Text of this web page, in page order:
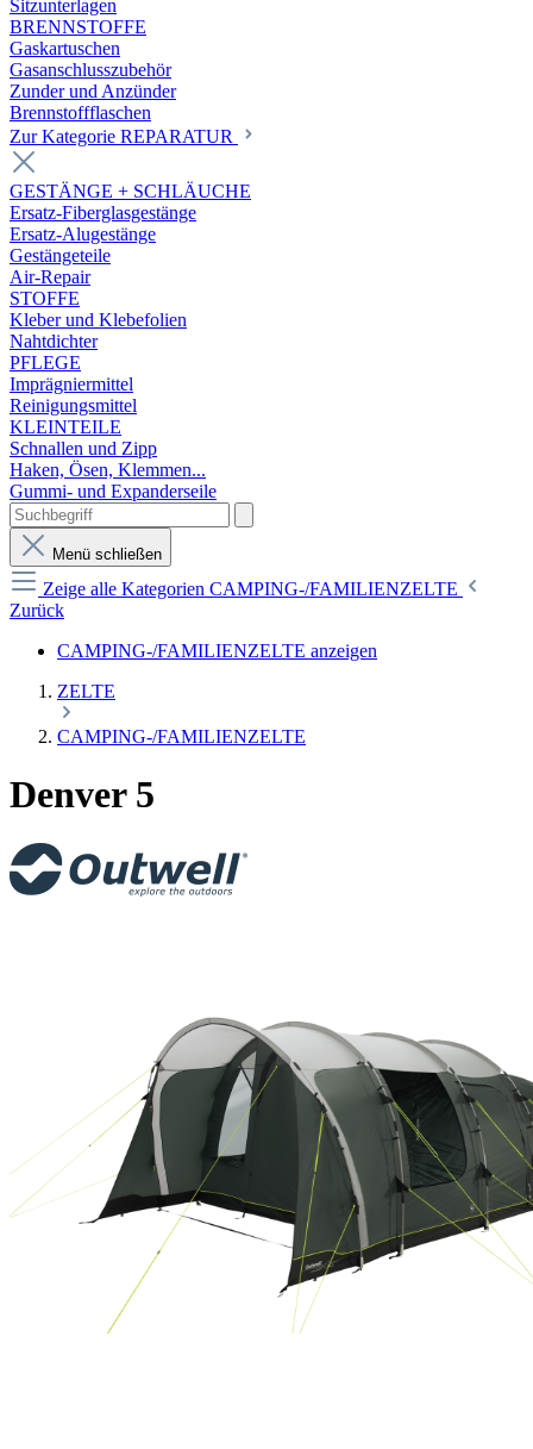
Sitzunterlagen
BRENNSTOFFE
Gaskartuschen
Gasanschlusszubehör
Zunder und Anzünder
Brennstoffflaschen
Zur Kategorie REPARATUR
GESTÄNGE + SCHLÄUCHE
Ersatz-Fiberglasgestänge
Ersatz-Alugestänge
Gestängeteile
Air-Repair
STOFFE
Kleber und Klebefolien
Nahtdichter
PFLEGE
Imprägniermittel
Reinigungsmittel
KLEINTEILE
Schnallen und Zipp
Haken, Ösen, Klemmen...
Gummi- und Expanderseile
Menü schließen
Zeige alle Kategorien CAMPING-/FAMILIENZELTE
Zurück
CAMPING-/FAMILIENZELTE anzeigen
ZELTE
CAMPING-/FAMILIENZELTE
Denver 5